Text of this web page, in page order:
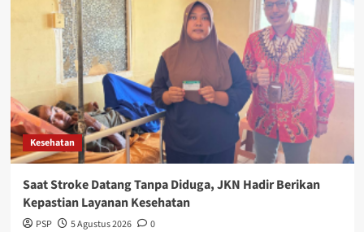
Kesehatan
Saat Stroke Datang Tanpa Diduga, JKN Hadir Berikan
Kepastian Layanan Kesehatan
PSP 5 Agustus 2026 0